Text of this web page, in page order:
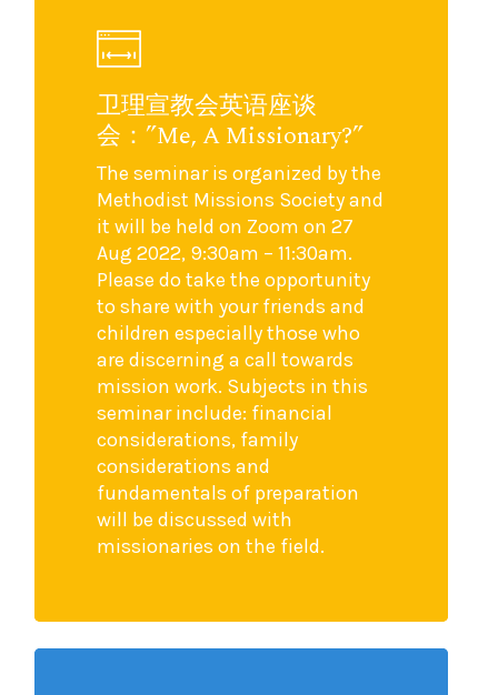
卫理宣教会英语座谈
会：”Me, A Missionary?”
The seminar is organized by the
Methodist Missions Society and
it will be held on Zoom on 27
Aug 2022, 9:30am – 11:30am.
Please do take the opportunity
to share with your friends and
children especially those who
are discerning a call towards
mission work. Subjects in this
seminar include: financial
considerations, family
considerations and
fundamentals of preparation
will be discussed with
missionaries on the field.